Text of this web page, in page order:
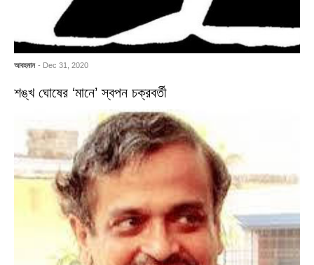
আবহমান - Dec 31, 2020
শঙ্খ ঘোষের ‘মানে’ স্বপন চক্রবর্তী